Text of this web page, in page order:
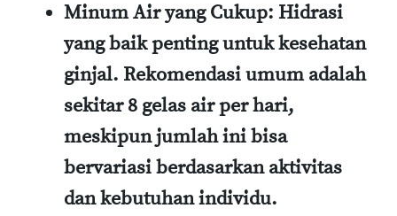
Minum Air yang Cukup: Hidrasi
yang baik penting untuk kesehatan
ginjal. Rekomendasi umum adalah
sekitar 8 gelas air per hari,
meskipun jumlah ini bisa
bervariasi berdasarkan aktivitas
dan kebutuhan individu.